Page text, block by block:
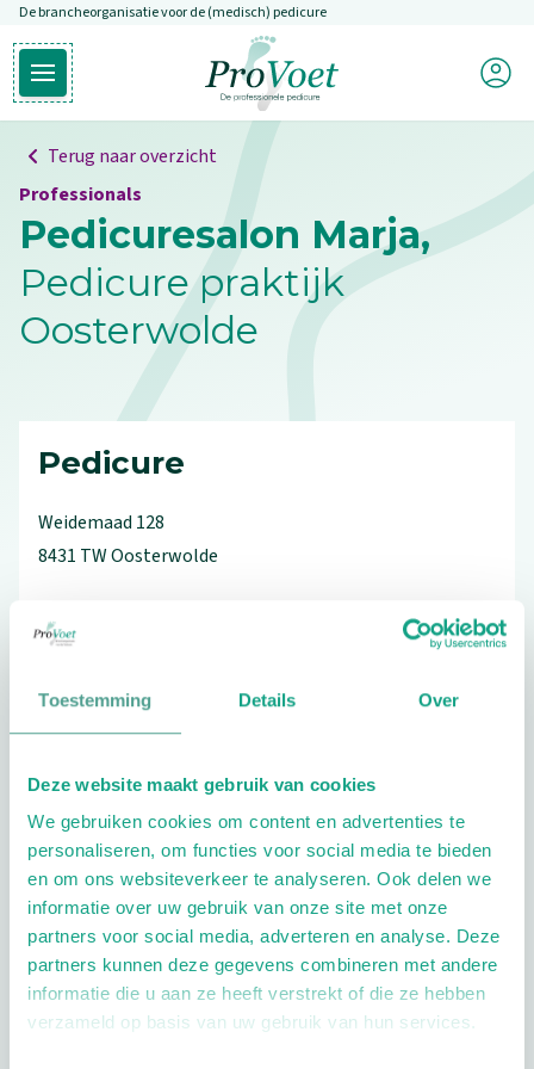
Toestemming Details Over
Deze website maakt gebruik van cookies
We gebruiken cookies om content en advertenties te
personaliseren, om functies voor social media te bieden
en om ons websiteverkeer te analyseren. Ook delen we
informatie over uw gebruik van onze site met onze
partners voor social media, adverteren en analyse. Deze
partners kunnen deze gegevens combineren met andere
informatie die u aan ze heeft verstrekt of die ze hebben
verzameld op basis van uw gebruik van hun services.
Overslaan en naar de inhoud gaan
De brancheorganisatie voor de (medisch) pedicure
Open hoofdmenu
Ga naar de homepagina
Mijn
Terug naar overzicht
Professionals
Pedicuresalon Marja,
Pedicure praktijk
Oosterwolde
Pedicure
Weidemaad 128
8431 TWOosterwolde
Bezoek de website
Schrijf ook een review
Openingstijden